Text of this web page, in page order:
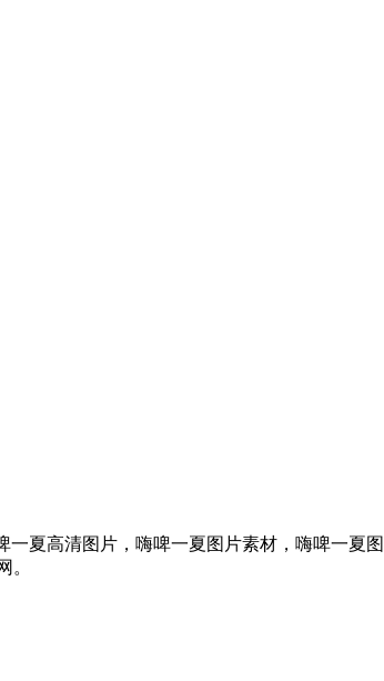
夏高清图片，嗨啤一夏图片素材，嗨啤一夏
。